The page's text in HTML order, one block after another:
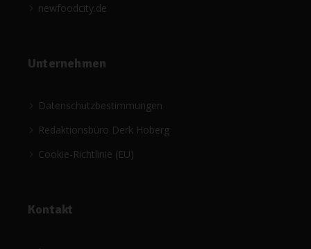
newfoodcity.de
Unternehmen
Datenschutzbestimmungen
Redaktionsbüro Derk Hoberg
Cookie-Richtlinie (EU)
Kontakt